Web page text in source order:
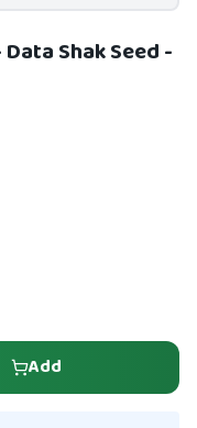
Shak Seed -
Add